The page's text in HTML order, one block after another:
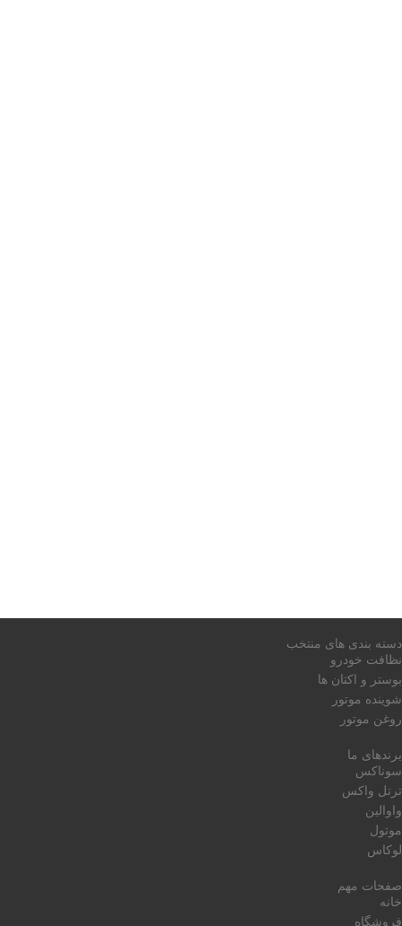
دسته بندی های منتخب
نظافت خودرو
بوستر و اکتان ها
شوینده موتور
روغن موتور
برندهای ما
سوناکس
ترتل واکس
واوالین
موتول
لوکاس
صفحات مهم
خانه
فروشگاه